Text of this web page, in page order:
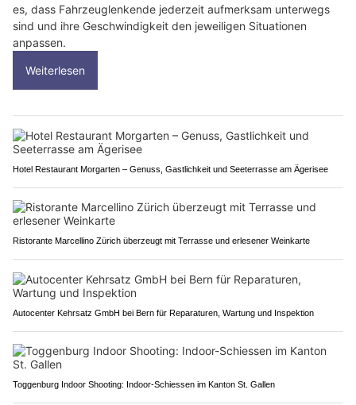
es, dass Fahrzeuglenkende jederzeit aufmerksam unterwegs
sind und ihre Geschwindigkeit den jeweiligen Situationen
anpassen.
Weiterlesen
Hotel Restaurant Morgarten – Genuss, Gastlichkeit und Seeterrasse am Ägerisee
Ristorante Marcellino Zürich überzeugt mit Terrasse und erlesener Weinkarte
Autocenter Kehrsatz GmbH bei Bern für Reparaturen, Wartung und Inspektion
Toggenburg Indoor Shooting: Indoor-Schiessen im Kanton St. Gallen